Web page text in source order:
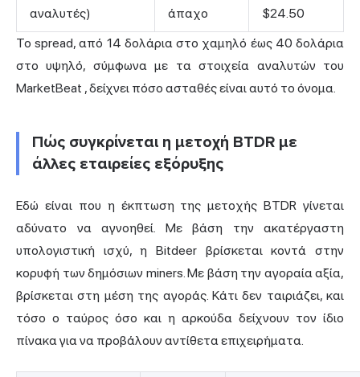
αναλυτές)
άπαχο
$24.50
Το spread, από 14 δολάρια στο χαμηλό έως 40 δολάρια
στο υψηλό, σύμφωνα με τα στοιχεία αναλυτών του
MarketBeat , δείχνει πόσο ασταθές είναι αυτό το όνομα.
Πώς συγκρίνεται η μετοχή BTDR με
άλλες εταιρείες εξόρυξης
Εδώ είναι που η έκπτωση της μετοχής BTDR γίνεται
αδύνατο να αγνοηθεί. Με βάση την ακατέργαστη
υπολογιστική ισχύ, η Bitdeer βρίσκεται κοντά στην
κορυφή των δημόσιων miners. Με βάση την αγοραία αξία,
βρίσκεται στη μέση της αγοράς. Κάτι δεν ταιριάζει, και
τόσο ο ταύρος όσο και η αρκούδα δείχνουν τον ίδιο
πίνακα για να προβάλουν αντίθετα επιχειρήματα.